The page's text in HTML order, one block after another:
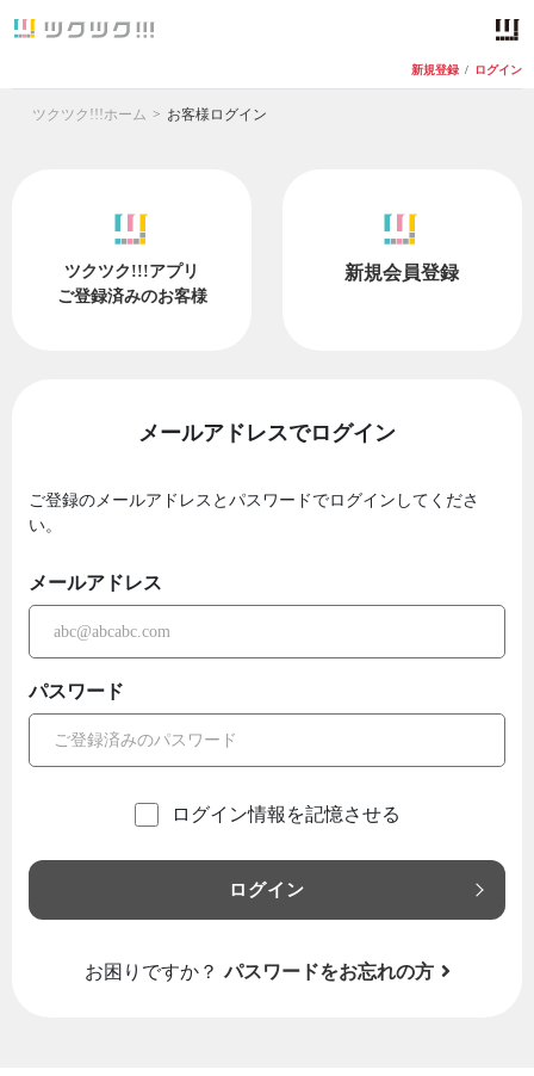
新規登録 / ログイン
ツクツク!!!ホーム お客様ログイン
ツクツク!!!アプリ
ご登録済みのお客様
新規会員登録
メールアドレスでログイン
ご登録のメールアドレスとパスワードでログインしてくださ
い。
メールアドレス
パスワード
ログイン情報を記憶させる
ログイン
お困りですか？ パスワードをお忘れの方